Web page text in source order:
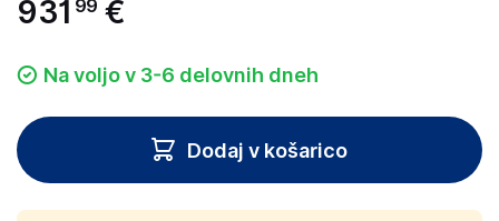
931 99 €
Na voljo v 3-6 delovnih dneh
Dodaj v košarico